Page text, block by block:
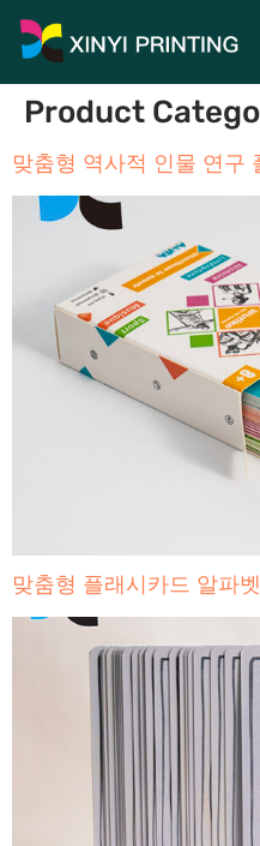
Product
맞춤형 역사적 인물 연구
맞춤형 플래시카드 알파